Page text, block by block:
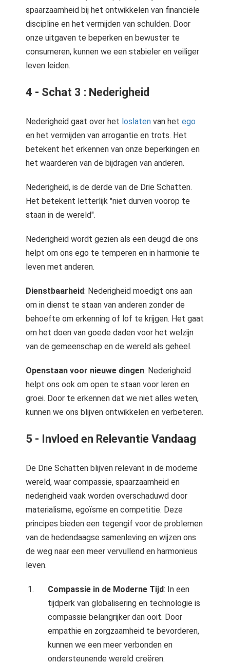
spaarzaamheid bij het ontwikkelen van financiële
discipline en het vermijden van schulden. Door
onze uitgaven te beperken en bewuster te
consumeren, kunnen we een stabieler en veiliger
leven leiden.
4 - Schat 3 : Nederigheid
Nederigheid gaat over het loslaten van het ego
en het vermijden van arrogantie en trots. Het
betekent het erkennen van onze beperkingen en
het waarderen van de bijdragen van anderen.
Nederigheid, is de derde van de Drie Schatten.
Het betekent letterlijk "niet durven voorop te
staan in de wereld".
Nederigheid wordt gezien als een deugd die ons
helpt om ons ego te temperen en in harmonie te
leven met anderen.
Dienstbaarheid: Nederigheid moedigt ons aan
om in dienst te staan van anderen zonder de
behoefte om erkenning of lof te krijgen. Het gaat
om het doen van goede daden voor het welzijn
van de gemeenschap en de wereld als geheel.
Openstaan voor nieuwe dingen: Nederigheid
helpt ons ook om open te staan voor leren en
groei. Door te erkennen dat we niet alles weten,
kunnen we ons blijven ontwikkelen en verbeteren.
5 - Invloed en Relevantie Vandaag
De Drie Schatten blijven relevant in de moderne
wereld, waar compassie, spaarzaamheid en
nederigheid vaak worden overschaduwd door
materialisme, egoïsme en competitie. Deze
principes bieden een tegengif voor de problemen
van de hedendaagse samenleving en wijzen ons
de weg naar een meer vervullend en harmonieus
leven.
Compassie in de Moderne Tijd: In een
tijdperk van globalisering en technologie is
compassie belangrijker dan ooit. Door
empathie en zorgzaamheid te bevorderen,
kunnen we een meer verbonden en
ondersteunende wereld creëren.